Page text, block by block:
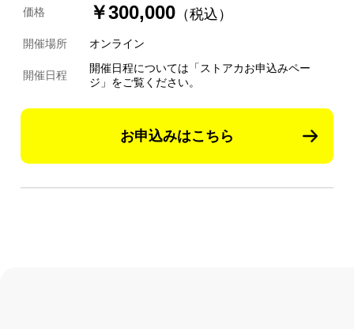
価格 ￥300,000 （税込）
開催場所 オンライン
開催日程
開催日程については「ストアカお申込みペー
ジ」をご覧ください。
お申込みはこちら